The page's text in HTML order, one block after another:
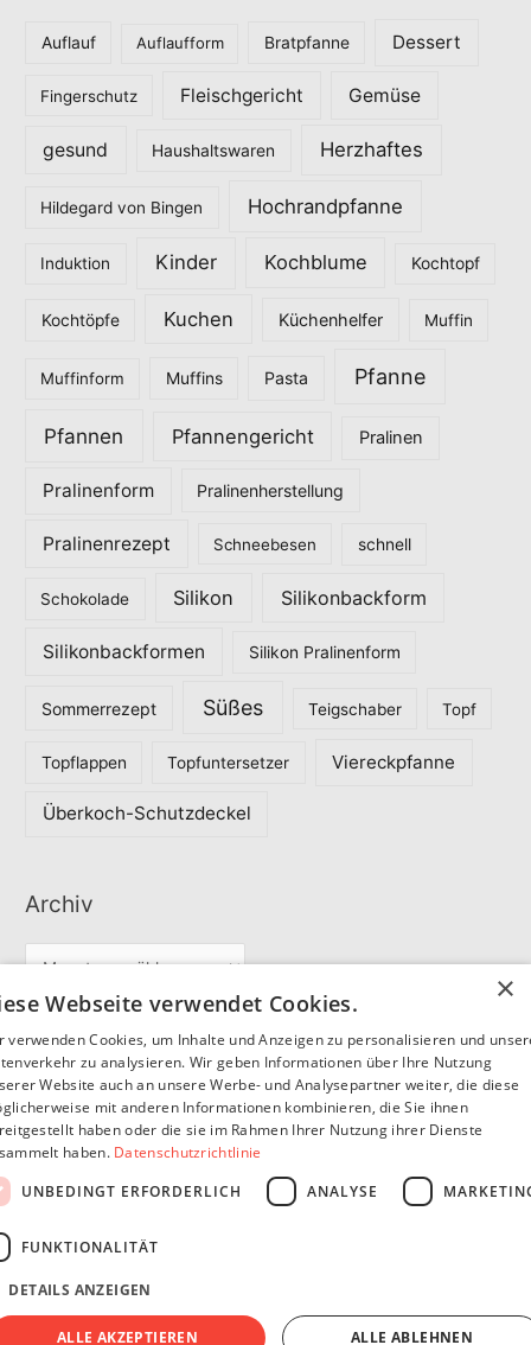
Auflauf Auflaufform Bratpfanne Dessert
Fingerschutz Fleischgericht Gemüse
gesund Haushaltswaren Herzhaftes
Hildegard von Bingen Hochrandpfanne
Induktion Kinder Kochblume Kochtopf
Kochtöpfe Kuchen Küchenhelfer Muffin
Muffinform Muffins Pasta Pfanne
Pfannen Pfannengericht Pralinen
Pralinenform Pralinenherstellung
Pralinenrezept Schneebesen schnell
Schokolade Silikon Silikonbackform
Silikonbackformen Silikon Pralinenform
Sommerrezept Süßes Teigschaber Topf
Topflappen Topfuntersetzer Viereckpfanne
Überkoch-Schutzdeckel
Archiv
i
v
Partner
SommerSEO
Copyright © 2026
Impressum Datenschutzerklärung
×
Webseite verwendet Cookies.
verwenden Cookies, um Inhalte und Anzeigen zu personalisieren und
zu analysieren. Wir geben Informationen über Ihre Nutzung
Website auch an unsere Werbe- und Analysepartner weiter, die diese
mit anderen Informationen kombinieren, die Sie ihnen
haben oder die sie im Rahmen Ihrer Nutzung ihrer Dienste
haben. Datenschutzrichtlinie
UNBEDINGT ERFORDERLICH
ANALYSE
FUNKTIONALITÄT
DETAILS ANZEIGEN
ALLE AKZEPTIEREN ALLE ABLEHNEN